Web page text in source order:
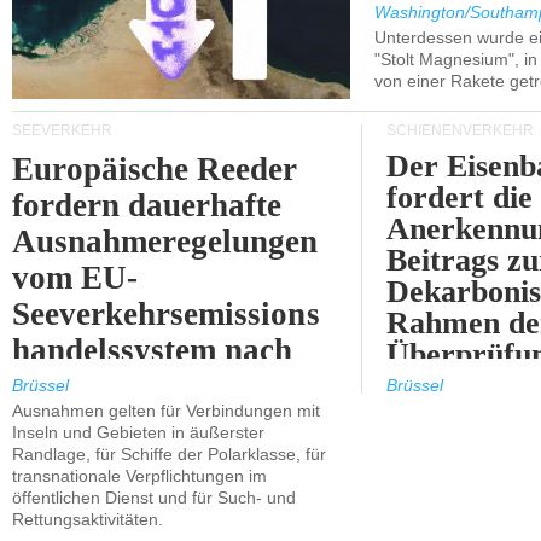
Washington/
Unterdessen wurde
"Stolt Magnesium",
von einer Rakete
SEEVERKEHR
Europäische Reeder
fordern dauerhafte
Ausnahmeregelungen
vom EU-
Seeverkehrsemissions
handelssystem nach
2030.
Brüssel
Ausnahmen gelten für Verbindungen mit
Inseln und Gebieten in äußerster
Randlage, für Schiffe der Polarklasse, für
transnationale Verpflichtungen im
öffentlichen Dienst und für Such- und
Rettungsaktivitäten.
SCHIENENVERKEHR
Der
fordert die
Beitrags
Rahmen
ETS.
Brüssel